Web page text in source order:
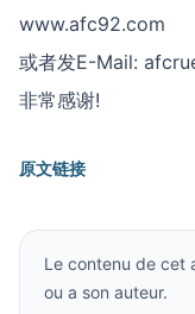
www.afc92.com
或者发E-Mail:
非常感谢!
原文链接
Le contenu de cet
ou a son auteur.